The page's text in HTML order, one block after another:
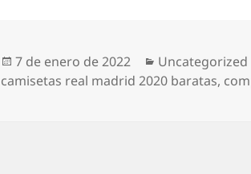
Publicado
el
7 de enero de 2022 Categorías
Uncategorized
camisetas real madrid 2020 baratas,